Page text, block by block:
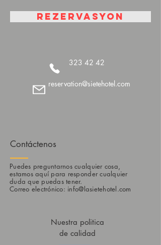
REZERVASYON
323 42 42
reservation@sietehotel.com
Contáctenos
Puedes preguntarnos cualquier cosa,
estamos aquí para responder cualquier
duda que puedas tener.
Correo electrónico: info@lasietehotel.com
Nuestra politica
de calidad